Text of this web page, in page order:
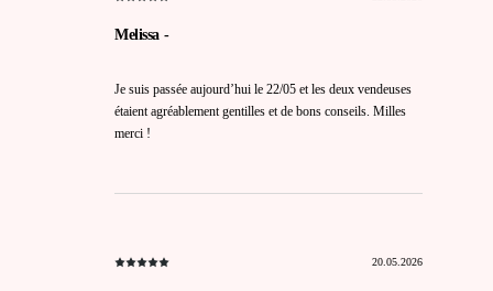
Melissa -
Je suis passée aujourd’hui le 22/05 et les deux vendeuses
étaient agréablement gentilles et de bons conseils. Milles
merci !
20.05.2026